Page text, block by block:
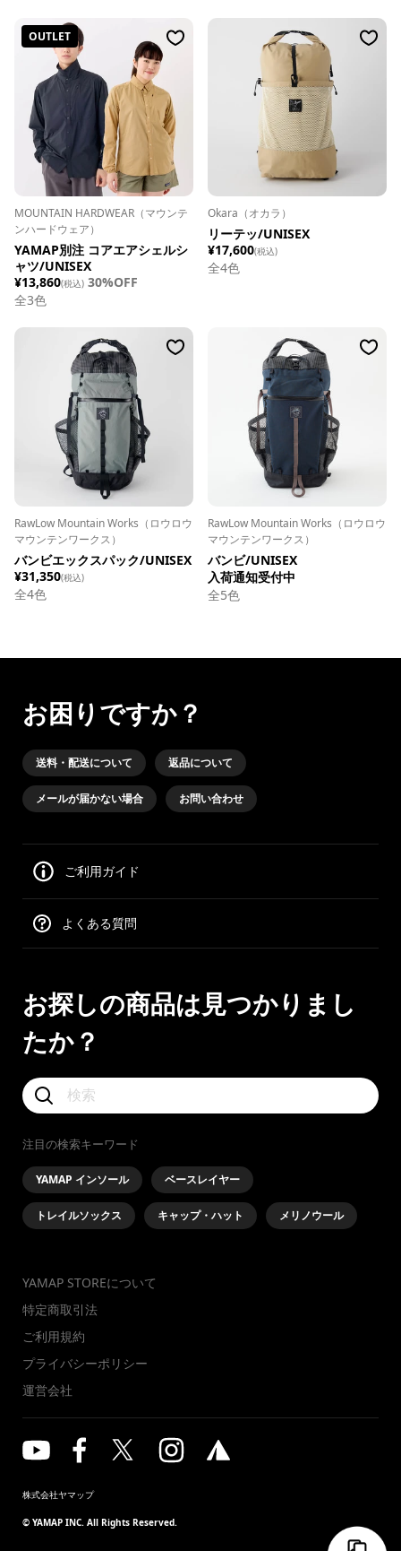
OUTLET
MOUNTAIN HARDWEAR（マウンテ
ンハードウェア）
YAMAP別注 コアエアシェルシ
ャツ/UNISEX
¥13,860(税込) 30%OFF
全3色
Okara（オカラ）
リーテッ/UNISEX
¥17,600(税込)
全4色
RawLow Mountain Works（ロウロウ
マウンテンワークス）
バンビエックスパック/UNISEX
¥31,350(税込)
全4色
RawLow Mountain Works（ロウロウ
マウンテンワークス）
バンビ/UNISEX
入荷通知受付中
全5色
お困りですか？
送料・配送について 返品について
メールが届かない場合 お問い合わせ
ご利用ガイド
よくある質問
お探しの商品は見つかりまし
たか？
注目の検索キーワード
YAMAP インソール ベースレイヤー
トレイルソックス キャップ・ハット メリノウール
YAMAP STOREについて
特定商取引法
ご利用規約
プライバシーポリシー
運営会社
株式会社ヤマップ
© YAMAP INC. All Rights Reserved.